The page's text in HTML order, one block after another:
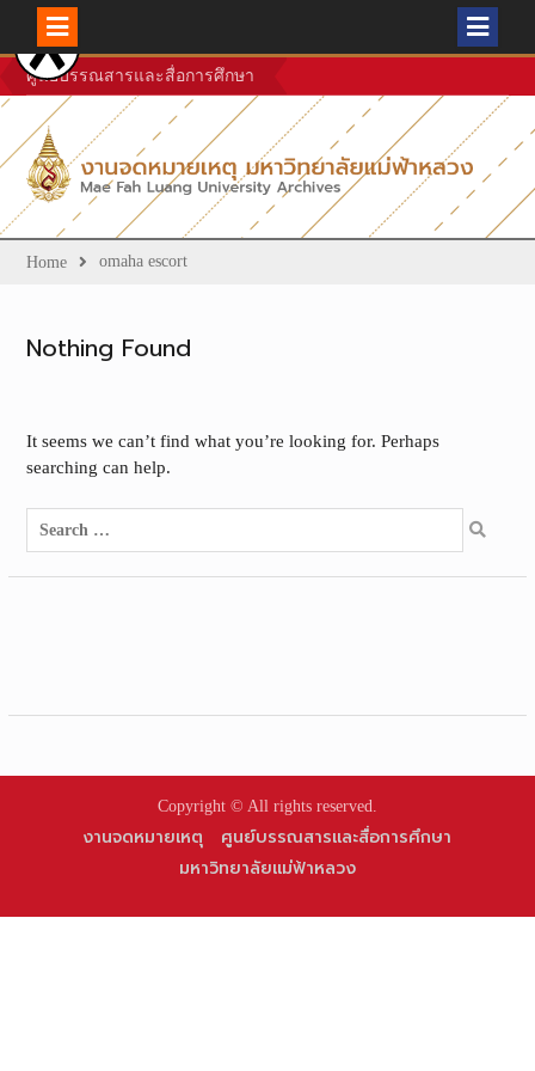
Skip
to
content
ศูนย์บรรณสารและสื่อการศึกษา
Home omaha escort
Nothing Found
It seems we can’t find what you’re looking for. Perhaps
searching can help.
Search
for:
Copyright © All rights reserved.
งานจดหมายเหตุ
ศูนย์บรรณสารและสื่อการศึกษา
มหาวิทยาลัยแม่ฟ้าหลวง